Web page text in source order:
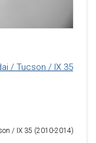
/ Tucson / IX 35
/ IX 35 (2010-2014)